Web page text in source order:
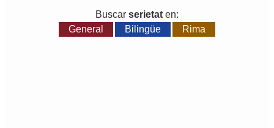
Buscar serietat en:
General
Bilingüe Rima